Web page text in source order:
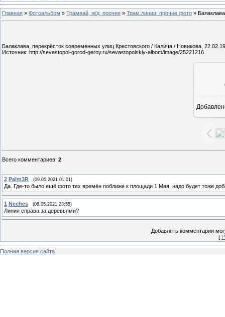
Главная » Фотоальбом » Трамвай, ж/д, прочее » Трам.линии: прочие фото » Балаклава
Балаклава, перекрёсток современных улиц Крестовского / Калича / Новикова,
Источник: http://sevastopol-gorod-geroy.ru/sevastopolskiy-albom/image/25221216
Всего комментариев: 2
2 Palm3R (09.05.2021 01:01)
Да. Где-то было ещё фото тех времён поближе к площади 1 Мая, надо будет тоже
1 Neches (08.05.2021 23:55)
Линия справа за деревьями?
Добавлять комментарии
[
Полная версия сайта